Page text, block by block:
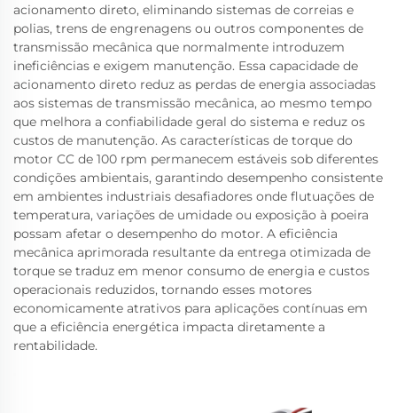
acionamento direto, eliminando sistemas de correias e
polias, trens de engrenagens ou outros componentes de
transmissão mecânica que normalmente introduzem
ineficiências e exigem manutenção. Essa capacidade de
acionamento direto reduz as perdas de energia associadas
aos sistemas de transmissão mecânica, ao mesmo tempo
que melhora a confiabilidade geral do sistema e reduz os
custos de manutenção. As características de torque do
motor CC de 100 rpm permanecem estáveis sob diferentes
condições ambientais, garantindo desempenho consistente
em ambientes industriais desafiadores onde flutuações de
temperatura, variações de umidade ou exposição à poeira
possam afetar o desempenho do motor. A eficiência
mecânica aprimorada resultante da entrega otimizada de
torque se traduz em menor consumo de energia e custos
operacionais reduzidos, tornando esses motores
economicamente atrativos para aplicações contínuas em
que a eficiência energética impacta diretamente a
rentabilidade.